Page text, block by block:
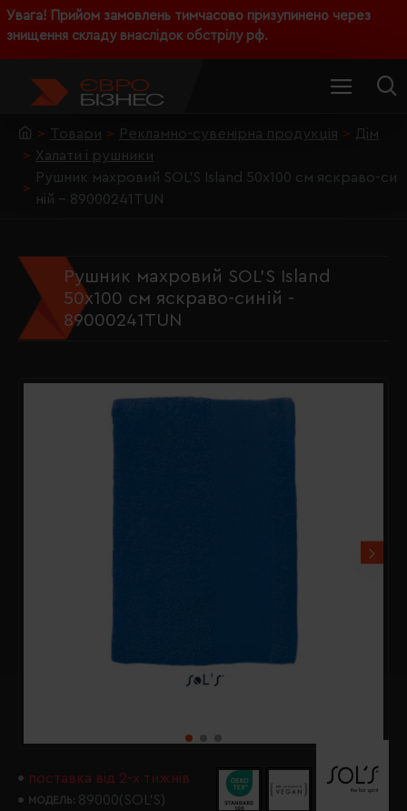
Увага! Прийом замовлень тимчасово призупинено через
знищення складу внаслідок обстрілу рф.
Товари Рекламно-сувенірна продукція
Дім
Халати і рушники
Рушник махровий SOL'S Island 50х100 см яскраво-си
ній - 89000241TUN
Рушник махровий SOL'S Island
50х100 см яскраво-синій -
89000241TUN
поставка від 2-х тижнів
МОДЕЛЬ: 89000(SOL’S)